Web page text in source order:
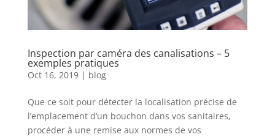
Inspection par caméra des canalisations – 5
exemples pratiques
Oct 16, 2019| blog
Que ce soit pour détecter la localisation précise de
l’emplacement d’un bouchon dans vos sanitaires,
procéder à une remise aux normes de vos